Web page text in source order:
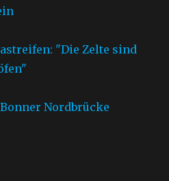
"Die Zelte sind
Nordbrücke